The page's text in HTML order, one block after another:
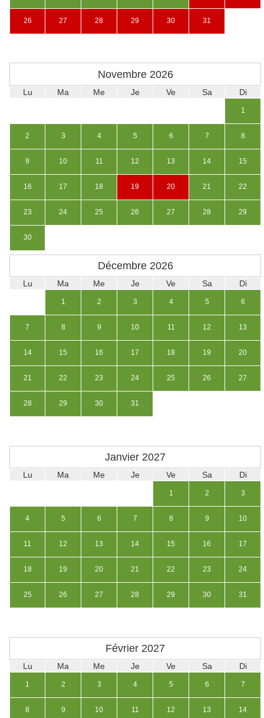
26 27 28 29 30 31
Novembre 2026
Lu Ma Me Je Ve Sa Di
1
2 3 4 5 6 7 8
9 10 11 12 13 14 15
16 17 18 19 20 21 22
23 24 25 26 27 28 29
30
Décembre 2026
Lu Ma Me Je Ve Sa Di
1 2 3 4 5 6
7 8 9 10 11 12 13
14 15 16 17 18 19 20
21 22 23 24 25 26 27
28 29 30 31
Janvier 2027
Lu Ma Me Je Ve Sa Di
1 2 3
4 5 6 7 8 9 10
11 12 13 14 15 16 17
18 19 20 21 22 23 24
25 26 27 28 29 30 31
Février 2027
Lu Ma Me Je Ve Sa Di
1 2 3 4 5 6 7
8 9 10 11 12 13 14